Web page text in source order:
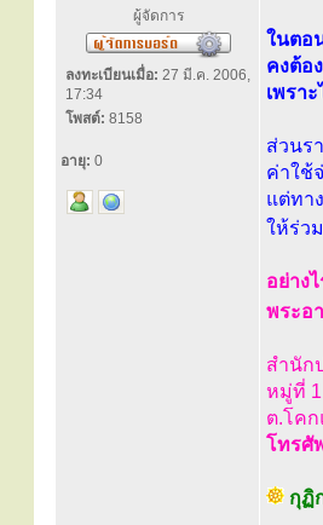
ผู้จัดการ
ลงทะเบียนเมื่อ: 27 มี.ค. 2006,
17:34
โพสต์: 8158
อายุ: 0
ในตอ
คงต้อ
เพรา
ส่วนร
ค่าใช้
แต่ทา
ให้ร่ว
อย่าง
พระอ
สำนัก
หมู่ที่
ต.โคก
โทรศั
กุฏิ